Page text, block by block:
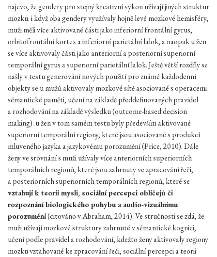
najevo, že gendery pro stejný kreativní výkon užívají jiných struktur
mozku. i když oba gendery využívaly hojně levé mozkové hemisféry,
muži měli více aktivované části jako inferiorní frontální gyrus,
orbitofrontální kortex a inferiorní parietální lalok, a naopak u žen
se více aktivovaly části jako anteriorní a posteriorní superiorní
temporální gyrus a superiorní parietální lalok. Ještě větší rozdíly se
našly v testu generování nových použití pro známé každodenní
objekty se u mužů aktivovaly mozkové sítě asociované s operacemi
sémantické paměti, učení na základě předdefinovaných pravidel
a rozhodování na základě výsledku (outcome-based decision
making). u žen v tom samém testu byly především aktivované
superiorní temporální regiony, které jsou asociované s produkcí
mluveného jazyka a jazykovému porozumění (Price, 2010). Dále
ženy ve srovnání s muži užívaly více anteriorních superiorních
temporálních regionů, které jsou zahrnuty ve zpracování řeči,
a posteriorních superiorních temporálních regionů, které se
vztahují k teorii mysli, sociální percepci obličejů či
rozpoznání biologického pohybu a audio-vizuálnímu
porozumění(citováno v Abraham, 2014). Ve stručnosti se zdá, že
muži užívají mozkové struktury zahrnuté v sémantické kognici,
učení podle pravidel a rozhodování, kdežto ženy aktivovaly regiony
mozku vztahované ke zpracování řeči, sociální percepci a teorii